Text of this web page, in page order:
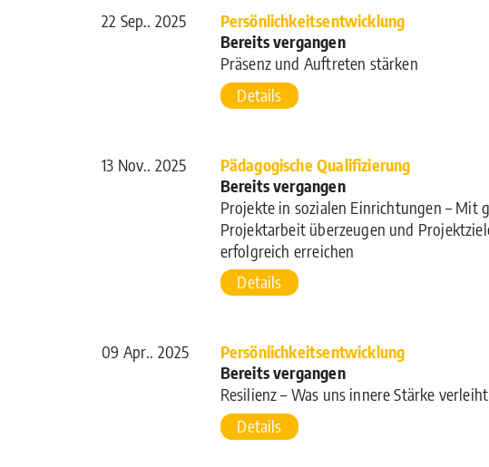
22 Sep.. 2025
Persönlichkeitsentwicklung
Bereits vergangen
Präsenz und Auftreten stärken
Details
13 Nov.. 2025
Pädagogische Qualifizierung
Bereits vergangen
Projekte in sozialen Einrichtungen – Mit
Projektarbeit überzeugen und
erfolgreich erreichen
Details
09 Apr.. 2025
Persönlichkeitsentwicklung
Bereits vergangen
Resilienz – Was uns innere Stärke verleiht
Details